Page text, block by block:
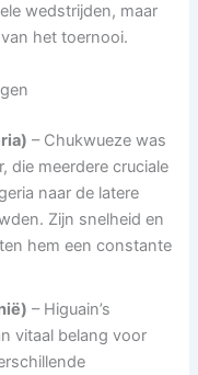
wedstrijden, maar
het toernooi.
– Chukwueze was
die meerdere cruciale
naar de latere
Zijn snelheid en
hem een constante
– Higuain’s
vitaal belang voor